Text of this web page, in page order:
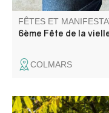
FÊTES ET
6ème Fête de la
COLMARS